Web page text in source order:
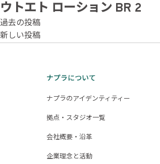
ウトエト ローション BR 2
投
稿
過去の投稿
新しい投稿
ナプラについて
ナプラのアイデンティティー
拠点・スタジオ一覧
会社概要・沿革
企業理念と活動